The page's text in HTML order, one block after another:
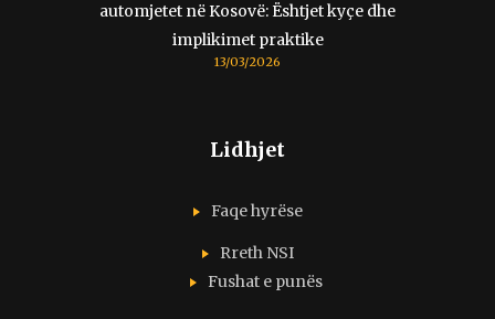
automjetet në Kosovë: Ështjet kyçe dhe
implikimet praktike
13/03/2026
Lidhjet
Faqe hyrëse
Rreth NSI
Fushat e punës